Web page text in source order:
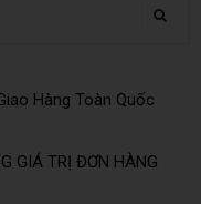
Hàng Toàn Quốc
GIÁ TRỊ ĐƠN HÀNG